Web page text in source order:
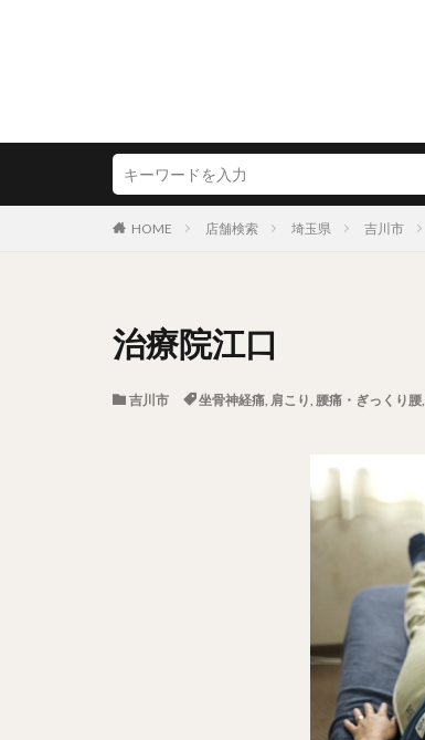
HOME 店舗検索 埼玉県 吉川市
治療院江口
吉川市 坐骨神経痛, 肩こり, 腰痛・ぎっくり腰,